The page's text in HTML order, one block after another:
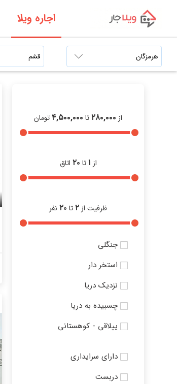
اجاره ویلا
از ۲۸۰,۰۰۰تا ۴,۵۰۰,۰۰۰تومان
از ۱ تا ۲۰ اتاق
ظرفیت از ۲تا ۲۰ نفر
جنگلی
استخر دار
نزدیک دریا
چسبیده به دریا
ییلاقی - کوهستانی
دارای سرایداری
دربست